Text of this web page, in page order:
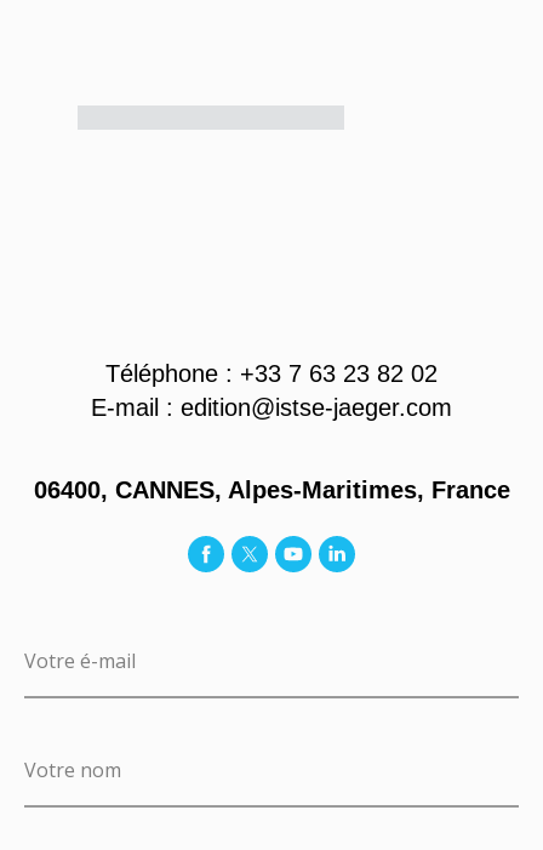
Téléphone : +33 7 63 23 82 02
E-mail : edition@istse-jaeger.com
06400, CANNES, Alpes-Maritimes, France